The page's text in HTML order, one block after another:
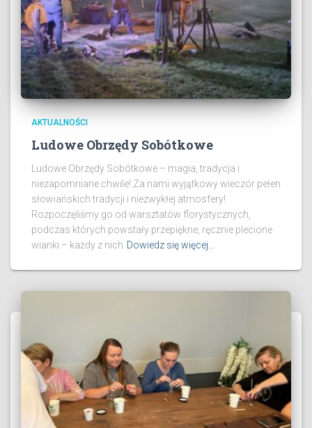
AKTUALNOŚCI
Ludowe Obrzędy Sobótkowe
Ludowe Obrzędy Sobótkowe – magia, tradycja i
niezapomniane chwile! Za nami wyjątkowy wieczór pełen
słowiańskich tradycji i niezwykłej atmosfery!
Rozpoczęliśmy go od warsztatów florystycznych,
podczas których powstały przepiękne, ręcznie plecione
wianki – każdy z nich Dowiedz się więcej…